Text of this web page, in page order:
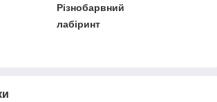
Різнобарвний
лабіринт